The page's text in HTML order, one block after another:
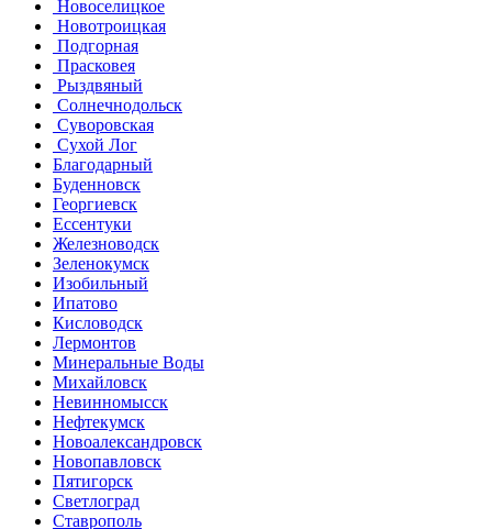
Новоселицкое
Новотроицкая
Подгорная
Прасковея
Рыздвяный
Солнечнодольск
Суворовская
Сухой Лог
Благодарный
Буденновск
Георгиевск
Ессентуки
Железноводск
Зеленокумск
Изобильный
Ипатово
Кисловодск
Лермонтов
Минеральные Воды
Михайловск
Невинномысск
Нефтекумск
Новоалександровск
Новопавловск
Пятигорск
Светлоград
Ставрополь